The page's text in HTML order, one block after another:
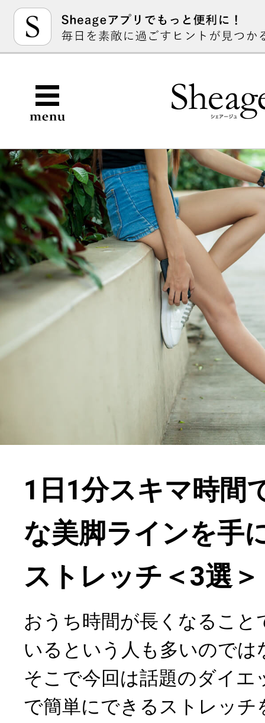
1日1分スキマ時間
な美脚ラインを手
ストレッチ＜3選＞
おうち時間が長くなること
いるという人も多いので
そこで今回は話題のダイエ
で簡単にできるストレッチ